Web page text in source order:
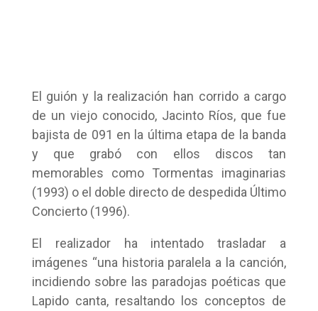
El guión y la realización han corrido a cargo
de un viejo conocido, Jacinto Ríos, que fue
bajista de 091 en la última etapa de la banda
y que grabó con ellos discos tan
memorables como Tormentas imaginarias
(1993) o el doble directo de despedida Último
Concierto (1996).
El realizador ha intentado trasladar a
imágenes “una historia paralela a la canción,
incidiendo sobre las paradojas poéticas que
Lapido canta, resaltando los conceptos de